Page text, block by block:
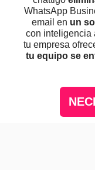
WhatsApp
email en un
con inteligencia
tu empresa
tu equipo se